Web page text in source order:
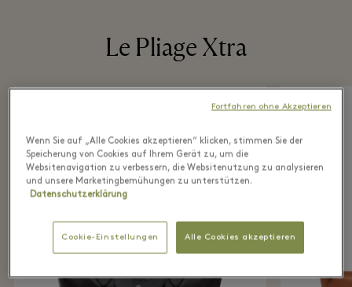
Le Pliage Xtra
Wenn Sie auf „Alle Cookies akzeptieren“ klicken, stimmen Sie der
Speicherung von Cookies auf Ihrem Gerät zu, um die
Websitenavigation zu verbessern, die Websitenutzung zu analysieren
und unsere Marketingbemühungen zu unterstützen.
Datenschutzerklärung
Cookie-Einstellungen Alle Cookies akzeptieren
Fortfahren ohne Akzeptieren